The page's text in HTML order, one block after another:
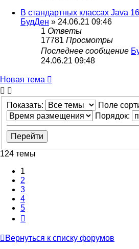
В стандартных классах Java
БудДен » 24.06.21 09:46
1 Ответы
17781 Просмотры
Последнее сообщение
24.06.21 09:48
Новая тема
Показать:
Поле
Порядок:
124 темы
1
2
3
4
5
Вернуться к списку форумов